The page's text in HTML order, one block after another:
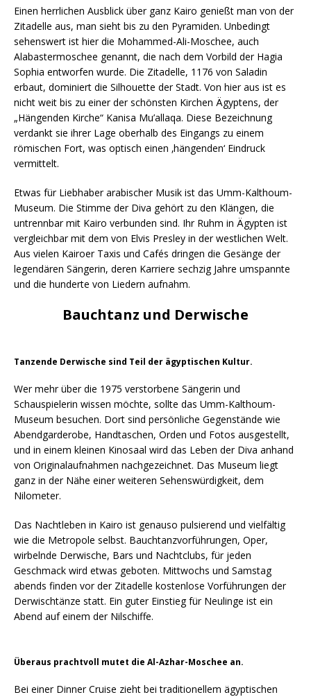
Einen herrlichen Ausblick über ganz Kairo genießt man von der
Zitadelle aus, man sieht bis zu den Pyramiden. Unbedingt
sehenswert ist hier die Mohammed-Ali-Moschee, auch
Alabastermoschee genannt, die nach dem Vorbild der Hagia
Sophia entworfen wurde. Die Zitadelle, 1176 von Saladin
erbaut, dominiert die Silhouette der Stadt. Von hier aus ist es
nicht weit bis zu einer der schönsten Kirchen Ägyptens, der
„Hängenden Kirche“ Kanisa Mu’allaqa. Diese Bezeichnung
verdankt sie ihrer Lage oberhalb des Eingangs zu einem
römischen Fort, was optisch einen ‚hängenden‘ Eindruck
vermittelt.
Etwas für Liebhaber arabischer Musik ist das Umm-Kalthoum-
Museum. Die Stimme der Diva gehört zu den Klängen, die
untrennbar mit Kairo verbunden sind. Ihr Ruhm in Ägypten ist
vergleichbar mit dem von Elvis Presley in der westlichen Welt.
Aus vielen Kairoer Taxis und Cafés dringen die Gesänge der
legendären Sängerin, deren Karriere sechzig Jahre umspannte
und die hunderte von Liedern aufnahm.
Bauchtanz und Derwische
Tanzende Derwische sind Teil der ägyptischen Kultur.
Wer mehr über die 1975 verstorbene Sängerin und
Schauspielerin wissen möchte, sollte das Umm-Kalthoum-
Museum besuchen. Dort sind persönliche Gegenstände wie
Abendgarderobe, Handtaschen, Orden und Fotos ausgestellt,
und in einem kleinen Kinosaal wird das Leben der Diva anhand
von Originalaufnahmen nachgezeichnet. Das Museum liegt
ganz in der Nähe einer weiteren Sehenswürdigkeit, dem
Nilometer.
Das Nachtleben in Kairo ist genauso pulsierend und vielfältig
wie die Metropole selbst. Bauchtanzvorführungen, Oper,
wirbelnde Derwische, Bars und Nachtclubs, für jeden
Geschmack wird etwas geboten. Mittwochs und Samstag
abends finden vor der Zitadelle kostenlose Vorführungen der
Derwischtänze statt. Ein guter Einstieg für Neulinge ist ein
Abend auf einem der Nilschiffe.
Überaus prachtvoll mutet die Al-Azhar-Moschee an.
Bei einer Dinner Cruise zieht bei traditionellem ägyptischen